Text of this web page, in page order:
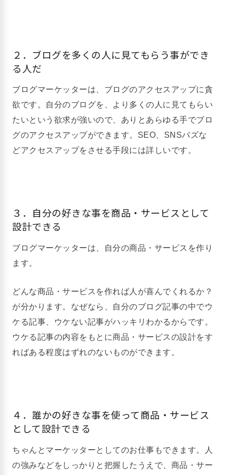
２．ブログを多くの人に見てもらう事ができ
る人だ
ブログマーケッターは、ブログのアクセスアップに貪
欲です。自分のブログを、より多くの人に見てもらい
たいという欲求が強いので、ありとあらゆる手でブロ
グのアクセスアップができます。SEO、SNSバズな
どアクセスアップをさせる手段には詳しいです。
３．自分の好きな事を商品・サービスとして
設計できる
ブログマーケッターは、自分の商品・サービスを作り
ます。
どんな商品・サービスを作れば人が喜んでくれるか？
が分かります。なぜなら、自分のブログ記事の中でウ
ケる記事、ウケない記事がハッキリわかるからです。
ウケる記事の内容をもとに商品・サービスの設計をす
ればある程度はずれのないものができます。
４．誰かの好きな事を使って商品・サービス
として設計できる
ちゃんとマーケッターとしてのお仕事もできます。人
の強みなどをしっかりと把握したうえで、商品・サー